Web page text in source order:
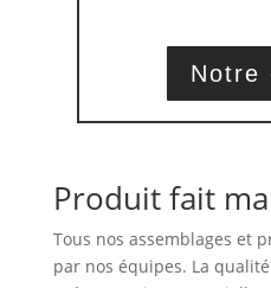
Notre
Produit fait
Tous nos assemblages et
par nos équipes. La